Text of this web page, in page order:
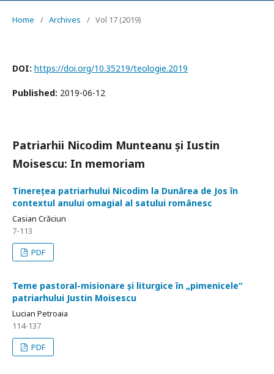
Home / Archives / Vol 17 (2019)
DOI: https://doi.org/10.35219/teologie.2019
Published: 2019-06-12
Patriarhii Nicodim Munteanu și Iustin
Moisescu: In memoriam
Tinerețea patriarhului Nicodim la Dunărea de Jos în
contextul anului omagial al satului românesc
Casian Crăciun
7-113
PDF
Teme pastoral-misionare și liturgice în „pimenicele“
patriarhului Justin Moisescu
Lucian Petroaia
114-137
PDF